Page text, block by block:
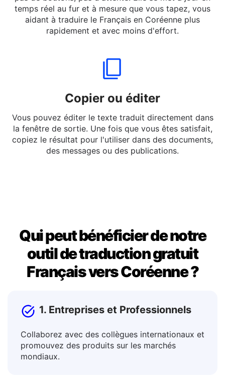
Votre traduction Coréenne apparaît instantanément —
pas de boutons, pas d'attente. Elle se met à jour en
temps réel au fur et à mesure que vous tapez, vous
rapidement et avec moins d'effort.
Copier ou éditer
Vous pouvez éditer le texte traduit directement dans
la fenêtre de sortie. Une fois que vous êtes satisfait,
Qui peut bénéficier de notre
outil de traduction gratuit
1. Entreprises et Professionnels
Collaborez avec des collègues internationaux et